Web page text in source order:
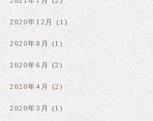
2020年12月 (1)
2020年8月 (1)
2020年6月 (2)
2020年4月 (2)
2020年3月 (1)